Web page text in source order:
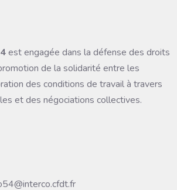
est engagée dans la défense des droits
de la solidarité entre les
des conditions de travail à travers
et des négociations collectives.